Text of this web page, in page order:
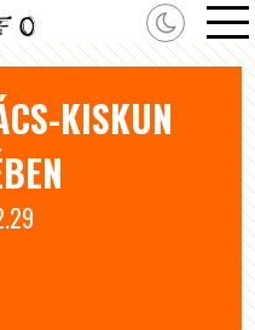
KISKUN